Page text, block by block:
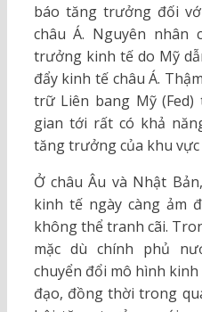
báo tăng trưởng đối
châu Á. Nguyên nhân
trưởng kinh tế do Mỹ
đẩy kinh tế châu Á.
trữ Liên bang Mỹ
gian tới rất có khả
tăng trưởng của khu vực
Ở châu Âu và Nhật
kinh tế ngày càng ảm
không thể tranh cãi.
mặc dù chính phủ
chuyển đổi mô hình
đạo, đồng thời trong